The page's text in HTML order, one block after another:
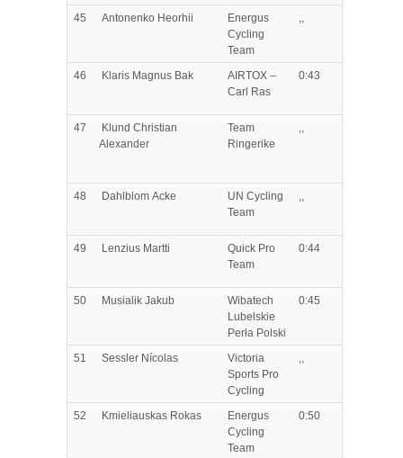
45 Antonenko Heorhii
Energus
Cycling
Team
,,
46 Klaris Magnus Bak
AIRTOX –
Carl Ras
0:43
47 Klund Christian
Alexander
Team
Ringerike
,,
48 Dahlblom Acke
UN Cycling
Team
,,
49 Lenzius Martti
Quick Pro
Team
0:44
50 Musialik Jakub
Wibatech
Lubelskie
Perła Polski
0:45
51 Sessler Nícolas
Victoria
Sports Pro
Cycling
,,
52 Kmieliauskas Rokas
Energus
Cycling
Team
0:50